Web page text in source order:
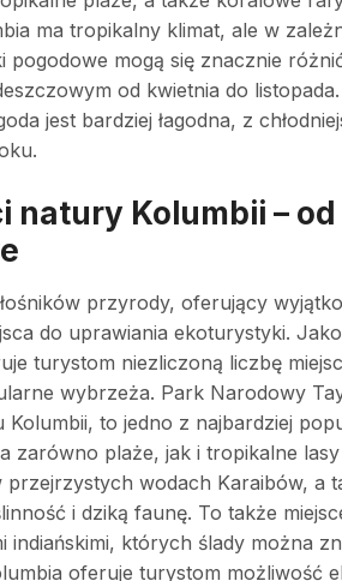
ma tropikalny klimat, ale w
pogodowe mogą się znacznie
od kwietnia do
jest bardziej łagodna, z
natury Kolumbii –
przyrody, oferujący
do uprawiania ekoturystyki.
turystom niezliczoną liczbę
wybrzeża. Park Narodowy
to jedno z najbardziej
zarówno plaże, jak i tropikalne
wodach Karaibów, a
i dziką faunę. To także
indiańskimi, których ślady można
oferuje turystom możliwość